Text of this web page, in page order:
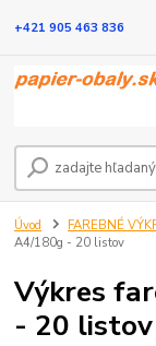
+421 905 463 836
Úvod FAREBNÉ
A4/180g - 20 listov
Výkres
- 20 listov